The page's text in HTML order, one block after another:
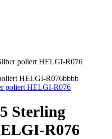
poliert HELGI-R076
HELGI-R076bbbb
Sterling
R076